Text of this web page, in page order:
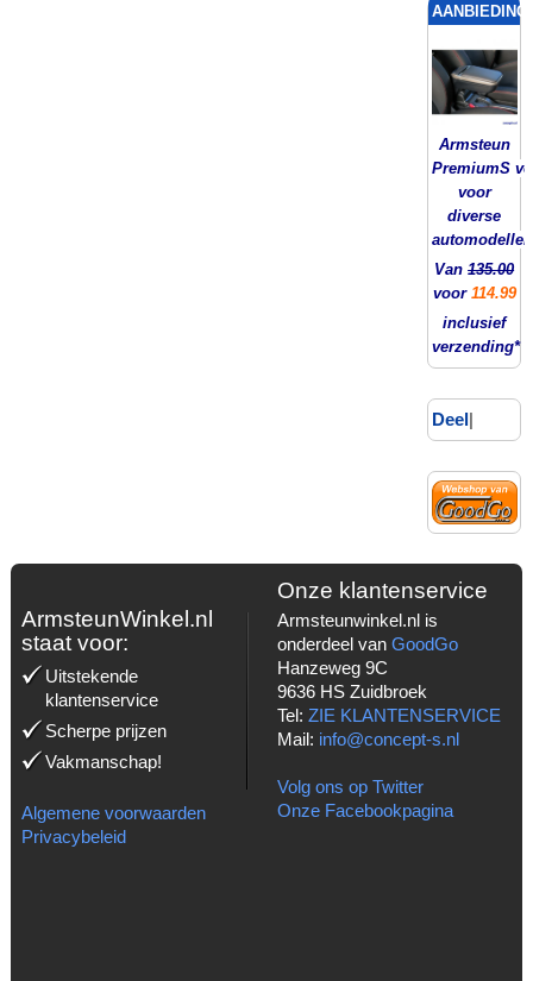
Armsteun
PremiumS
voor
diverse
automodellen
Van135.00
voor 114.99
inclusief
verzending*
Deel|
ArmsteunWinkel.nl
staat voor:
Uitstekende
klantenservice
Scherpe prijzen
Vakmanschap!
Algemene voorwaarden
Privacybeleid
Onze klantenservice
Armsteunwinkel.nl is
onderdeel van GoodGo
Hanzeweg 9C
9636 HS Zuidbroek
Tel: ZIE KLANTENSERVICE
Mail: info@concept-s.nl
Volg ons op Twitter
Onze Facebookpagina